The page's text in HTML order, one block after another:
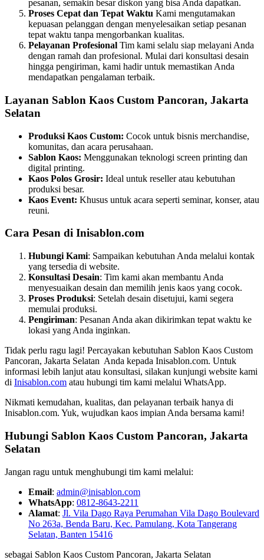
pesanan, semakin besar diskon yang bisa Anda dapatkan.
Proses Cepat dan Tepat Waktu Kami mengutamakan
kepuasan pelanggan dengan menyelesaikan setiap pesanan
tepat waktu tanpa mengorbankan kualitas.
Pelayanan Profesional Tim kami selalu siap melayani Anda
dengan ramah dan profesional. Mulai dari konsultasi desain
hingga pengiriman, kami hadir untuk memastikan Anda
mendapatkan pengalaman terbaik.
Layanan Sablon Kaos Custom Pancoran, Jakarta
Selatan
Produksi Kaos Custom: Cocok untuk bisnis merchandise,
komunitas, dan acara perusahaan.
Sablon Kaos: Menggunakan teknologi screen printing dan
digital printing.
Kaos Polos Grosir: Ideal untuk reseller atau kebutuhan
produksi besar.
Kaos Event: Khusus untuk acara seperti seminar, konser, atau
reuni.
Cara Pesan di Inisablon.com
Hubungi Kami: Sampaikan kebutuhan Anda melalui kontak
yang tersedia di website.
Konsultasi Desain: Tim kami akan membantu Anda
menyesuaikan desain dan memilih jenis kaos yang cocok.
Proses Produksi: Setelah desain disetujui, kami segera
memulai produksi.
Pengiriman: Pesanan Anda akan dikirimkan tepat waktu ke
lokasi yang Anda inginkan.
Tidak perlu ragu lagi! Percayakan kebutuhan Sablon Kaos Custom
Pancoran, Jakarta Selatan Anda kepada Inisablon.com. Untuk
informasi lebih lanjut atau konsultasi, silakan kunjungi website kami
di Inisablon.com atau hubungi tim kami melalui WhatsApp.
Nikmati kemudahan, kualitas, dan pelayanan terbaik hanya di
Inisablon.com. Yuk, wujudkan kaos impian Anda bersama kami!
Hubungi Sablon Kaos Custom Pancoran, Jakarta
Selatan
Jangan ragu untuk menghubungi tim kami melalui:
Email: admin@inisablon.com
WhatsApp: 0812-8643-2211
Alamat: Jl. Vila Dago Raya Perumahan Vila Dago Boulevard
No 263a, Benda Baru, Kec. Pamulang, Kota Tangerang
Selatan, Banten 15416
sebagai Sablon Kaos Custom Pancoran, Jakarta Selatan